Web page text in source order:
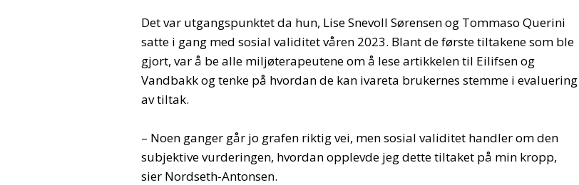
Det var utgangspunktet da hun, Lise Snevoll Sørensen og Tommaso Querini
satte i gang med sosial validitet våren 2023. Blant de første tiltakene som ble
gjort, var å be alle miljøterapeutene om å lese artikkelen til Eilifsen og
Vandbakk og tenke på hvordan de kan ivareta brukernes stemme i evaluering
av tiltak.
– Noen ganger går jo grafen riktig vei, men sosial validitet handler om den
subjektive vurderingen, hvordan opplevde jeg dette tiltaket på min kropp,
sier Nordseth-Antonsen.